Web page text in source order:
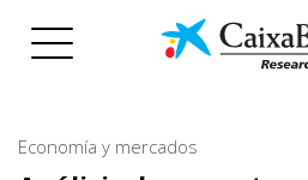
Economía y mercados